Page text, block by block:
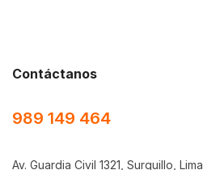
Contáctanos
989 149 464
Av. Guardia Civil 1321, Surquillo, Lima